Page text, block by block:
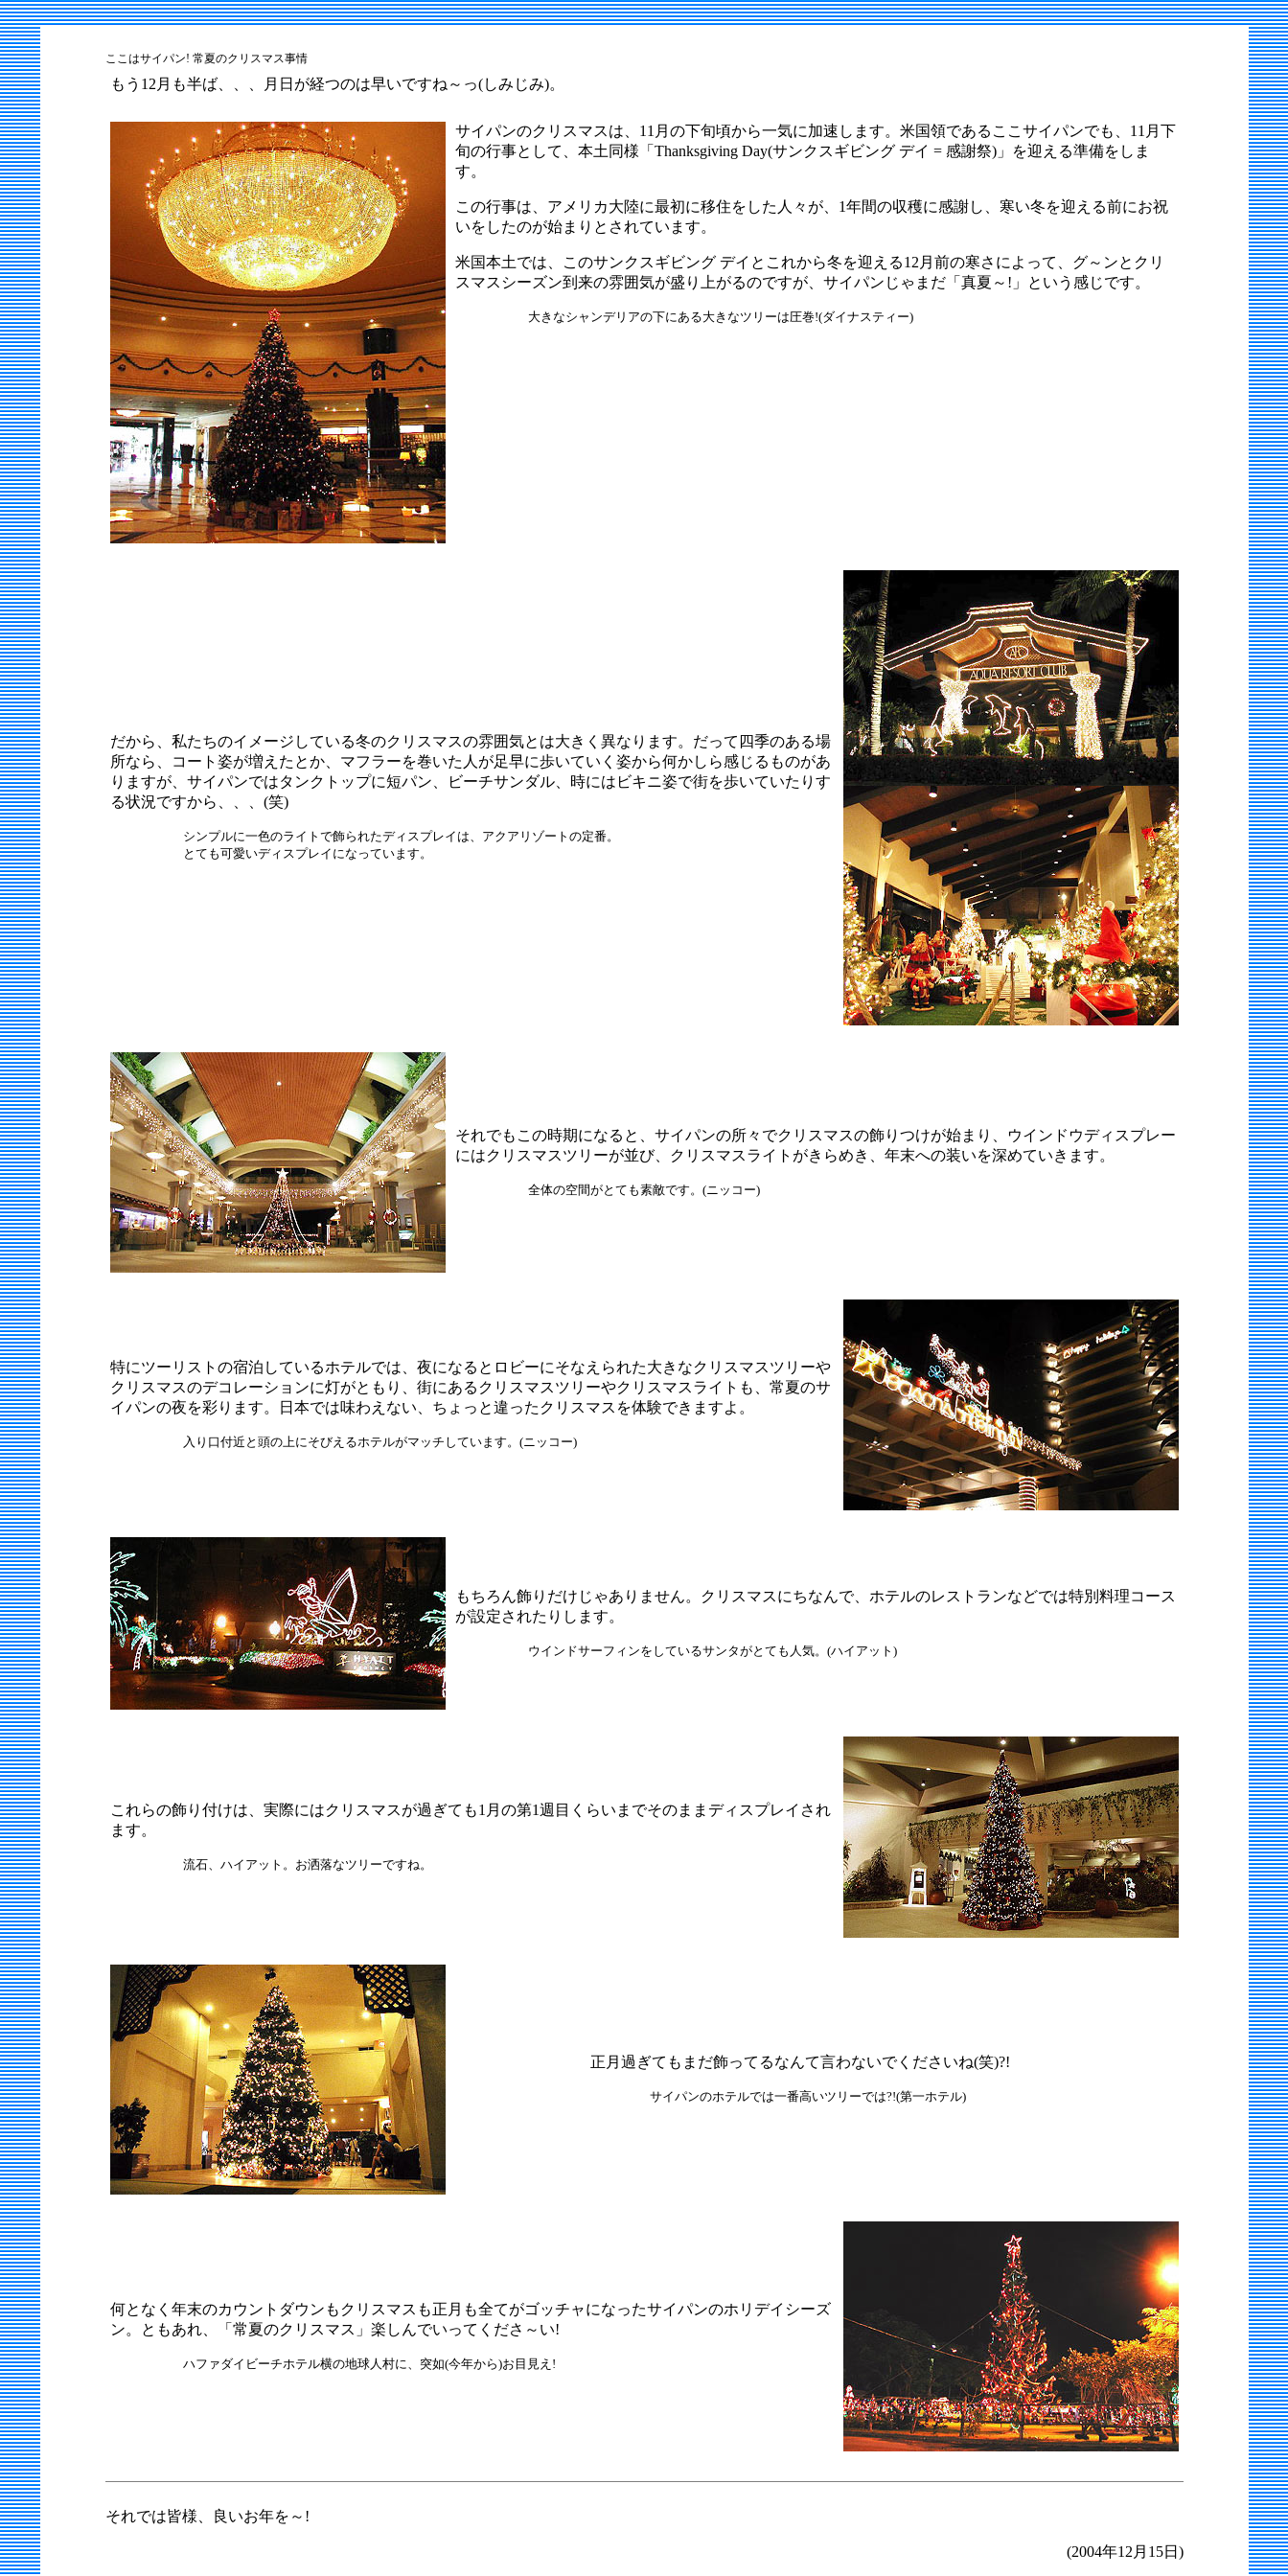
ここはサイパン! 常夏のクリスマス事情
もう12月も半ば、、、月日が経つのは早いですね～っ(しみじみ)。
サイパンのクリスマスは、11月の下旬頃から一気に加速します。米国領であるここサイパンでも、11月下
旬の行事として、本土同様「Thanksgiving Day(サンクスギビング デイ = 感謝祭)」を迎える準備をしま
す。
この行事は、アメリカ大陸に最初に移住をした人々が、1年間の収穫に感謝し、寒い冬を迎える前にお祝
いをしたのが始まりとされています。
米国本土では、このサンクスギビング デイとこれから冬を迎える12月前の寒さによって、グ～ンとクリ
スマスシーズン到来の雰囲気が盛り上がるのですが、サイパンじゃまだ「真夏～!」という感じです。
大きなシャンデリアの下にある大きなツリーは圧巻!(ダイナスティー)
だから、私たちのイメージしている冬のクリスマスの雰囲気とは大きく異なります。だって四季のある場
所なら、コート姿が増えたとか、マフラーを巻いた人が足早に歩いていく姿から何かしら感じるものがあ
りますが、サイパンではタンクトップに短パン、ビーチサンダル、時にはビキニ姿で街を歩いていたりす
る状況ですから、、、(笑)
シンプルに一色のライトで飾られたディスプレイは、アクアリゾートの定番。
とても可愛いディスプレイになっています。
それでもこの時期になると、サイパンの所々でクリスマスの飾りつけが始まり、ウインドウディスプレー
にはクリスマスツリーが並び、クリスマスライトがきらめき、年末への装いを深めていきます。
全体の空間がとても素敵です。(ニッコー)
特にツーリストの宿泊しているホテルでは、夜になるとロビーにそなえられた大きなクリスマスツリーや
クリスマスのデコレーションに灯がともり、街にあるクリスマスツリーやクリスマスライトも、常夏のサ
イパンの夜を彩ります。日本では味わえない、ちょっと違ったクリスマスを体験できますよ。
入り口付近と頭の上にそびえるホテルがマッチしています。(ニッコー)
もちろん飾りだけじゃありません。クリスマスにちなんで、ホテルのレストランなどでは特別料理コース
が設定されたりします。
ウインドサーフィンをしているサンタがとても人気。(ハイアット)
これらの飾り付けは、実際にはクリスマスが過ぎても1月の第1週目くらいまでそのままディスプレイされ
ます。
流石、ハイアット。お洒落なツリーですね。
正月過ぎてもまだ飾ってるなんて言わないでくださいね(笑)?!
サイパンのホテルでは一番高いツリーでは?!(第一ホテル)
何となく年末のカウントダウンもクリスマスも正月も全てがゴッチャになったサイパンのホリデイシーズ
ン。ともあれ、「常夏のクリスマス」楽しんでいってくださ～い!
ハファダイビーチホテル横の地球人村に、突如(今年から)お目見え!
それでは皆様、良いお年を～!
(2004年12月15日)